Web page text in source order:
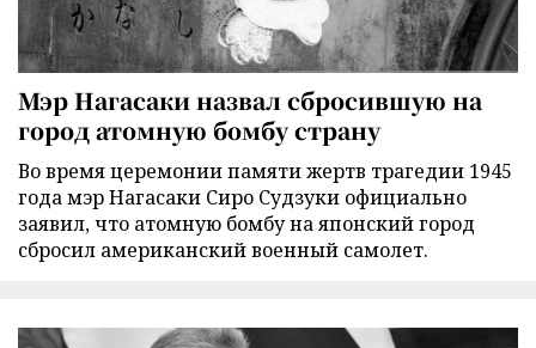
Мэр Нагасаки назвал сбросившую на
город атомную бомбу страну
Во время церемонии памяти жертв трагедии 1945
года мэр Нагасаки Сиро Судзуки официально
заявил, что атомную бомбу на японский город
сбросил американский военный самолет.